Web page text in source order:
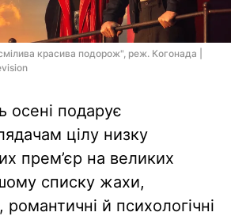
красива подорож", реж. Когонада |
осені подарує
цілу низку
прем’єр на великих
списку жахи,
й психологічні